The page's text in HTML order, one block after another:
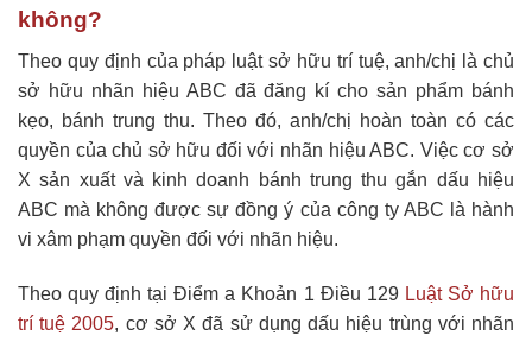
không?
Theo quy định của pháp luật sở hữu trí tuệ, anh/chị là chủ
sở hữu nhãn hiệu ABC đã đăng kí cho sản phẩm bánh
kẹo, bánh trung thu. Theo đó, anh/chị hoàn toàn có các
quyền của chủ sở hữu đối với nhãn hiệu ABC. Việc cơ sở
X sản xuất và kinh doanh bánh trung thu gắn dấu hiệu
ABC mà không được sự đồng ý của công ty ABC là hành
vi xâm phạm quyền đối với nhãn hiệu.
Theo quy định tại Điểm a Khoản 1 Điều 129 Luật Sở hữu
trí tuệ 2005, cơ sở X đã sử dụng dấu hiệu trùng với nhãn